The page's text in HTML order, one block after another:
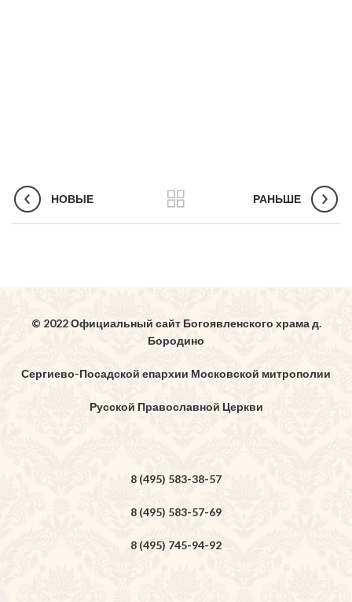
НОВЫЕ РАНЬШЕ
© 2022 Официальный сайт Богоявленского храма д.
Бородино
Сергиево-Посадской епархии Московской митрополии
Русской Православной Церкви
8 (495) 583-38-57
8 (495) 583-57-69
8 (495) 745-94-92